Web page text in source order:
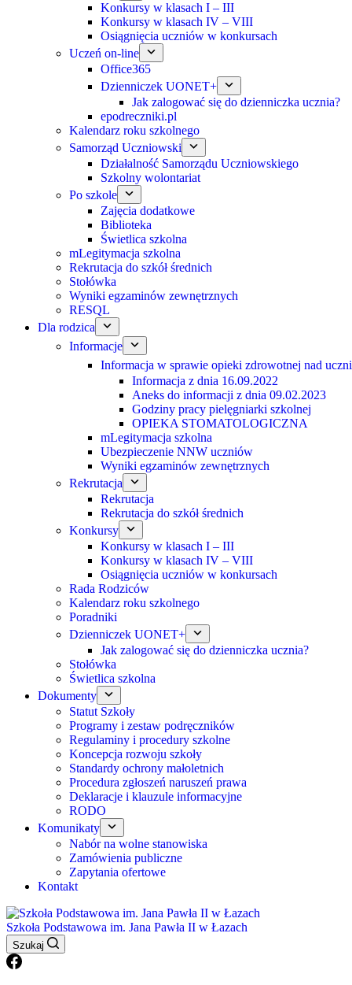
Konkursy w klasach I – III
Konkursy w klasach IV – VIII
Osiągnięcia uczniów w konkursach
Uczeń on-line
Office365
Dzienniczek UONET+
Jak zalogować się do dzienniczka ucznia?
epodreczniki.pl
Kalendarz roku szkolnego
Samorząd Uczniowski
Działalność Samorządu Uczniowskiego
Szkolny wolontariat
Po szkole
Zajęcia dodatkowe
Biblioteka
Świetlica szkolna
mLegitymacja szkolna
Rekrutacja do szkół średnich
Stołówka
Wyniki egzaminów zewnętrznych
RESQL
Dla rodzica
Informacje
Informacja w sprawie opieki zdrowotnej nad
Informacja z dnia 16.09.2022
Aneks do informacji z dnia 09.02.2023
Godziny pracy pielęgniarki szkolnej
OPIEKA STOMATOLOGICZNA
mLegitymacja szkolna
Ubezpieczenie NNW uczniów
Wyniki egzaminów zewnętrznych
Rekrutacja
Rekrutacja
Rekrutacja do szkół średnich
Konkursy
Konkursy w klasach I – III
Konkursy w klasach IV – VIII
Osiągnięcia uczniów w konkursach
Rada Rodziców
Kalendarz roku szkolnego
Poradniki
Dzienniczek UONET+
Jak zalogować się do dzienniczka ucznia?
Stołówka
Świetlica szkolna
Dokumenty
Statut Szkoły
Programy i zestaw podręczników
Regulaminy i procedury szkolne
Koncepcja rozwoju szkoły
Standardy ochrony małoletnich
Procedura zgłoszeń naruszeń prawa
Deklaracje i klauzule informacyjne
RODO
Komunikaty
Nabór na wolne stanowiska
Zamówienia publiczne
Zapytania ofertowe
Kontakt
Szkoła Podstawowa im. Jana Pawła II w Łazach
Szukaj